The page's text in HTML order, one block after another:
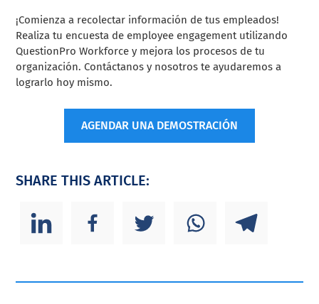
¡Comienza a recolectar información de tus empleados!
Realiza tu encuesta de employee engagement utilizando
QuestionPro Workforce y mejora los procesos de tu
organización. Contáctanos y nosotros te ayudaremos a
lograrlo hoy mismo.
AGENDAR UNA DEMOSTRACIÓN
SHARE THIS ARTICLE: